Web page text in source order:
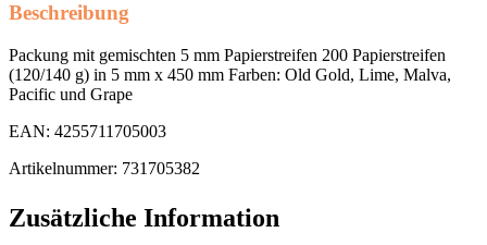
Beschreibung
Packung mit gemischten 5 mm Papierstreifen 200 Papierstreifen
(120/140 g) in 5 mm x 450 mm Farben: Old Gold, Lime, Malva,
Pacific und Grape
EAN: 4255711705003
Artikelnummer: 731705382
Zusätzliche Information